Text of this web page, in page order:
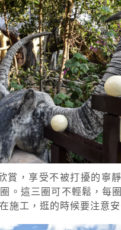
賞，享受不被打擾的寧
。這三圈可不輕鬆，每
施工，逛的時候要注意安